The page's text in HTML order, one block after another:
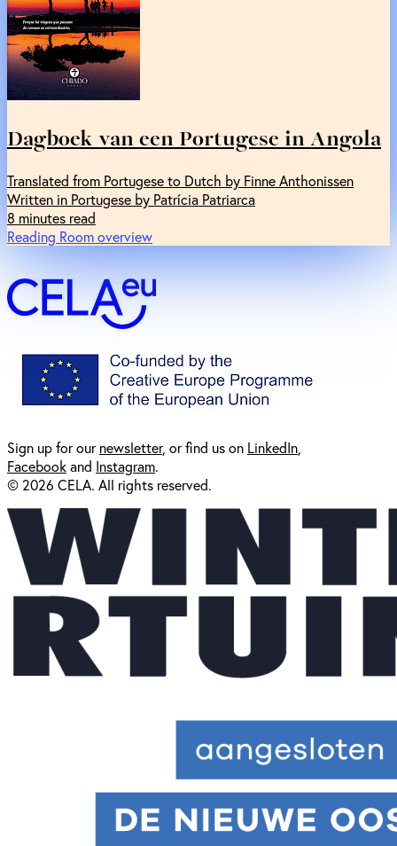
Dagboek van een Portugese in Angola
Translated from Portugese to Dutch by Finne Anthonissen
Written in Portugese by Patrícia Patriarca
8 minutes read
Reading Room overview
Sign up for ournewsletter, or find us on LinkedIn
Facebookand Instagram.
© 2026 CELA. All rights reserved.